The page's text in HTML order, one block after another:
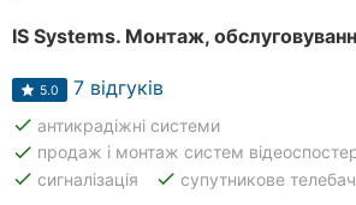
5.0 7 відгуків
done антикрадіжні системи
done продаж і монтаж систем
done сигналізація done супутникове